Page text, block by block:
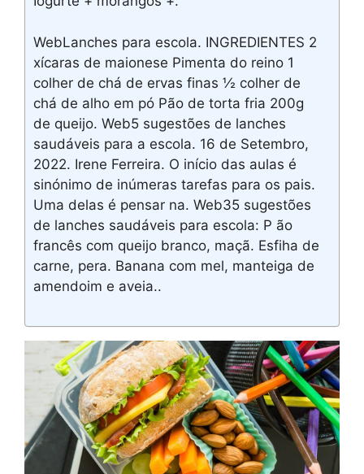
WebLanches para escola. INGREDIENTES 2
xícaras de maionese Pimenta do reino 1
colher de chá de ervas finas ½ colher de
chá de alho em pó Pão de torta fria 200g
de queijo. Web5 sugestões de lanches
saudáveis para a escola. 16 de Setembro,
2022. Irene Ferreira. O início das aulas é
sinónimo de inúmeras tarefas para os pais.
Uma delas é pensar na. Web35 sugestões
de lanches saudáveis para escola: P ão
francês com queijo branco, maçã. Esfiha de
carne, pera. Banana com mel, manteiga de
amendoim e aveia..